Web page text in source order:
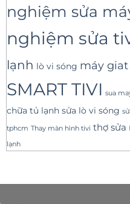
nghiệm sửa
nghiệm sửa
lạnh lò vi sóng máy giat
SMART TIVI sua
chữa tủ lạnh sửa lò vi sóng
tphcm Thay màn hình tivi thợ sửa
lạnh